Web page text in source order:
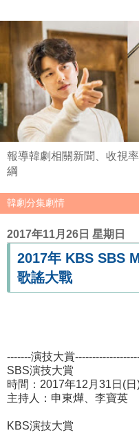
報導韓劇相關新聞、收視
綱
2017年11月26日 星期日
2017年 KBS SBS
歌謠大戰
-------演技大賞
SBS演技大賞
時間：2017年12月31日(日
主持人：申東燁、李寶英
KBS演技大賞